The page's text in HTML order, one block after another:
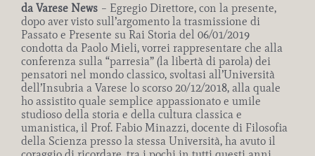
da Varese News – Egregio Direttore, con la presente,
dopo aver visto sull’argomento la trasmissione di
Passato e Presente su Rai Storia del 06/01/2019
condotta da Paolo Mieli, vorrei rappresentare che alla
conferenza sulla “parresia” (la libertà di parola) dei
pensatori nel mondo classico, svoltasi all’Università
dell’Insubria a Varese lo scorso 20/12/2018, alla quale
ho assistito quale semplice appassionato e umile
studioso della storia e della cultura classica e
umanistica, il Prof. Fabio Minazzi, docente di Filosofia
della Scienza presso la stessa Università, ha avuto il